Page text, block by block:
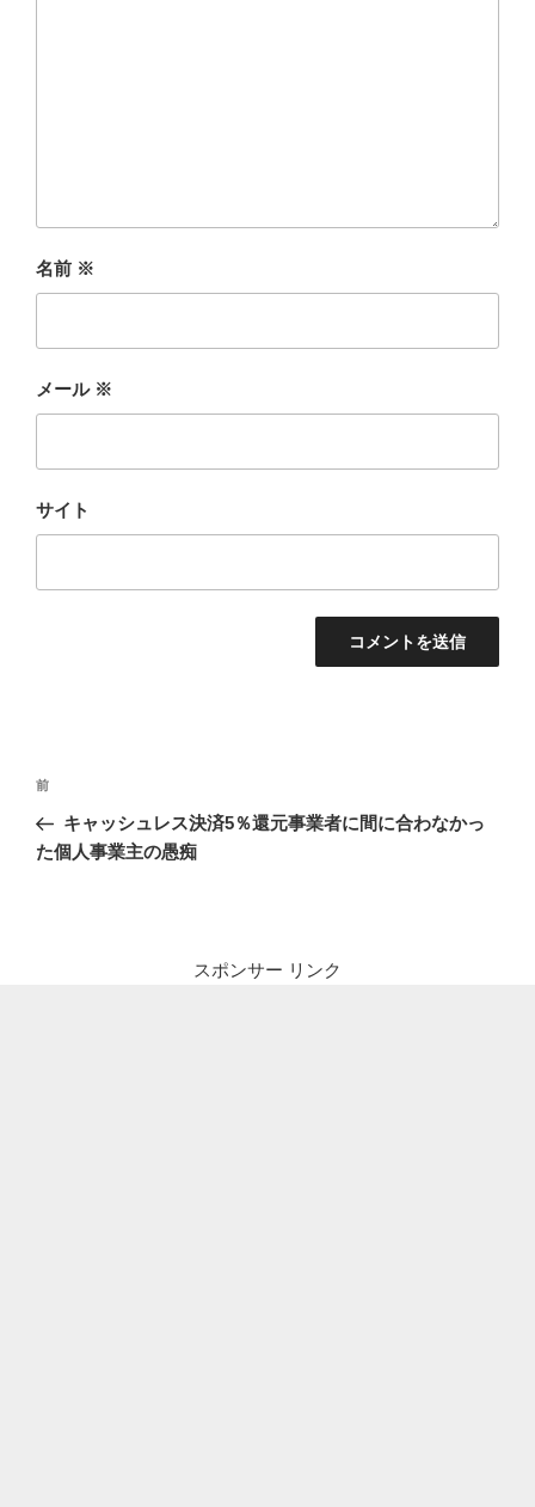
名前 ※
メール ※
サイト
投
ナ
前
の
投
前
キャッシュレス決済5％還元事業者に間に合わなかっ
た個人事業主の愚痴
スポンサー リンク